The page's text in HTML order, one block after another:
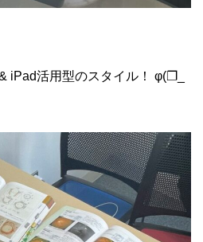
iPad活用型のスタイル！ φ(❐_